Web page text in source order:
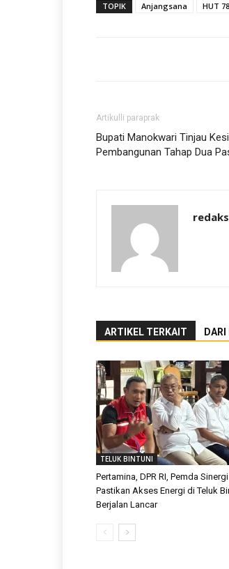
TOPIK Anjangsana HUT
Artikulli paraprak
Bupati Manokwari Tinjau
Pembangunan Tahap Dua
ARTIKEL TERKAIT
TELUK BINTUNI
Pertamina, DPR RI, Pemda Sinergi
Pastikan Akses Energi di Teluk
Berjalan Lancar